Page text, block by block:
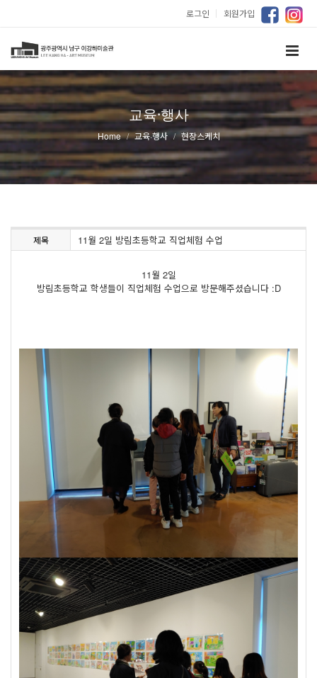
로그인 ｜ 회원가입
교육·행사
Home 교육·행사 현장스케치
제목 11월 2일 방림초등학교 직업체험 수업
11월 2일
방림초등학교 학생들이 직업체험 수업으로 방문해주셨습니다 :D